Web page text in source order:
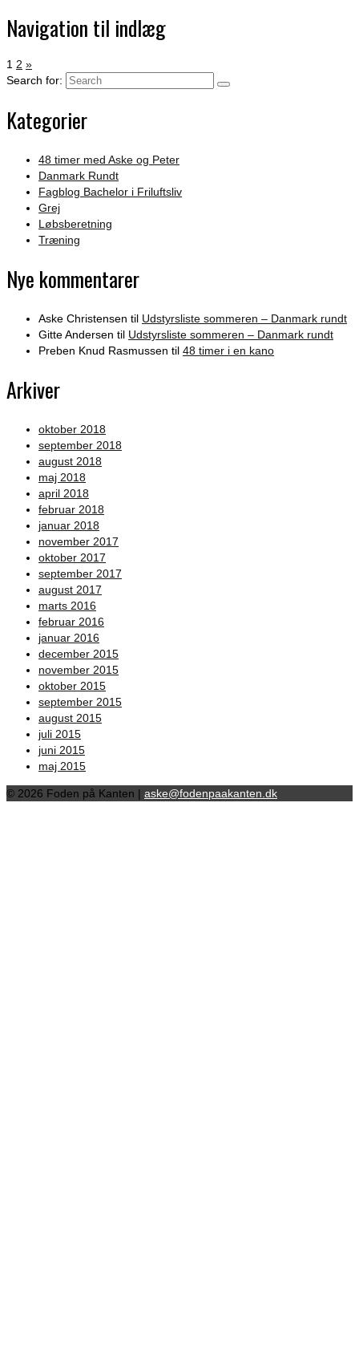
Navigation til indlæg
1 2 »
Search for:
Kategorier
48 timer med Aske og Peter
Danmark Rundt
Fagblog Bachelor i Friluftsliv
Grej
Løbsberetning
Træning
Nye kommentarer
Aske Christensen til Udstyrsliste sommeren – Danmark rundt
Gitte Andersen til Udstyrsliste sommeren – Danmark rundt
Preben Knud Rasmussen til 48 timer i en kano
Arkiver
oktober 2018
september 2018
august 2018
maj 2018
april 2018
februar 2018
januar 2018
november 2017
oktober 2017
september 2017
august 2017
marts 2016
februar 2016
januar 2016
december 2015
november 2015
oktober 2015
september 2015
august 2015
juli 2015
juni 2015
maj 2015
© 2026 Foden på Kanten | aske@fodenpaakanten.dk